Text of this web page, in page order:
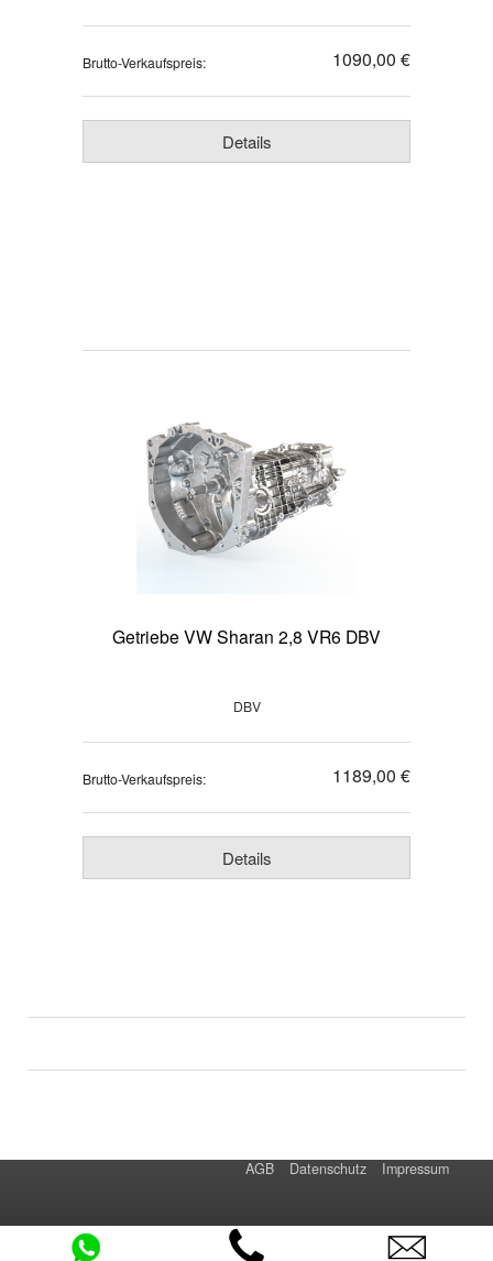
Brutto-Verkaufspreis: 1090,00 €
Details
Getriebe VW Sharan 2,8 VR6 DBV
DBV
Brutto-Verkaufspreis: 1189,00 €
Details
AGB Datenschutz Impressum